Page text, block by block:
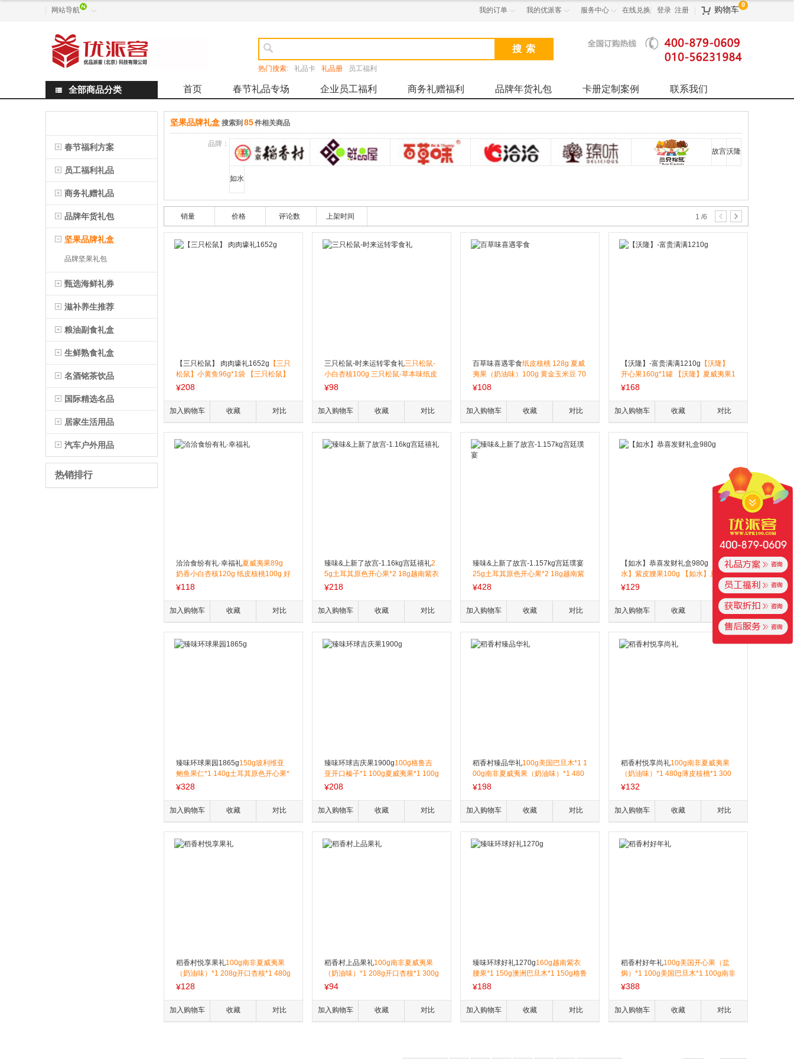
网站导航  我的订单  我的优派客  服务中心  在线兑换 登录 注册 
0
购物车

热门搜索: 礼品卡 礼品册 员工福利
 全部商品分类 首页 春节礼品专场 企业员工福利 商务礼赠福利 品牌年货礼包 卡册定制案例 联系我们
春节福利方案
员工福利礼品
商务礼赠礼品
品牌年货礼包
坚果品牌礼盒
品牌坚果礼包
甄选海鲜礼券
滋补养生推荐
粮油副食礼盒
生鲜熟食礼盒
名酒铭茶饮品
国际精选名品
居家生活用品
汽车户外用品
热销排行
坚果品牌礼盒 搜索到 85件相关商品
品牌：
故宫沃隆
如水
销量 价格 评论数 上架时间 1 /6
【三只松鼠】 肉肉壕礼1652g 【三只
松鼠】小黄鱼96g*1袋 【三只松鼠】
大鸭腿120g*1袋 【三只松鼠】鳕鱼
100g*1袋 【三只松鼠】卤汁肉脯10
0g*1袋 【三只松鼠】甜辣味鸭脖96g
1袋 【三只松鼠】拇指肠小肉肠200g
*1袋 【三只松鼠】麻辣味鸡翅尖100
¥208
加入购物车 收藏 对比
三只松鼠-时来运转零食礼三只松鼠-
小白杏核100g 三只松鼠-草本味纸皮
核桃80g 三只松鼠-多味花生100g 三
鼠-烧烤味苦荞脆片60g 三只松鼠-奶
盐味日式小圆饼100g 三只松鼠-番茄
ml 三只松鼠-每日坚果八宝粥320g
¥98
加入购物车 收藏 对比
百草味喜遇零食纸皮核桃 128g 夏威
夷果（奶油味）100g 黄金玉米豆 70
g（奶油味） 薄脆薯饼（滋滋烤肉
多味花生70g 每日坚果乳 250g 每日
坚果乳 250g
¥108
加入购物车 收藏 对比
【沃隆】-富贵满满1210g 【沃隆】
开心果160g*1罐 【沃隆】夏威夷果1
70g*1罐 【沃隆】巴旦木160g*1罐
隆】草本味纸皮核桃120g*1罐 【沃
隆】提子干330g*1罐
¥168
加入购物车 收藏 对比
洽洽食纷有礼·幸福礼夏威夷果89g
奶香小白杏核120g 纸皮核桃100g 好
劲道脆脆肠50g 香辣豆皮68g 怪味豆
味果冻200g 珍品原味喀吱脆51g 什
锦水果罐头370g
¥118
加入购物车 收藏 对比
臻味&上新了故宫-1.16kg宫廷禧礼2
5g土耳其原色开心果*2 18g越南紫衣
腰果*2 20g澳洲巴旦木*2 17g格鲁吉
黑加仑干*4 25g土耳其金提干*4 11g
茉莉普洱茶酥*9 11g腰果可可酥*9 1
6
¥218
加入购物车 收藏 对比
臻味&上新了故宫-1.157kg宫廷璞宴
25g土耳其原色开心果*2 18g越南紫
衣腰果*3 30g澳洲原味扁桃仁*2 22g
*2 17g格鲁吉亚开口榛子*2 28g智利
无核西梅干*3 25g智利蔓越莓干*3 3
茉莉普洱茶酥*11 11g腰果可可酥*11
15g椰蓉开心果仁酥*6 22g核桃酥*1
¥428
加入购物车 收藏 对比
【如水】恭喜发财礼盒980g 【如
水】紫皮腰果100g 【如水】夏威夷
果100g 【如水】薄皮核桃100g 【如
水】坚果黄油小曲奇80g 【如水】铁
山楂200g 【如水】红糖黑芝麻酥12
0g 【如水】红糖黑豆100g 【如水】
阿胶蜜枣80g 【如水】鱼皮花生100
g
¥129
加入购物车 收藏 对比
臻味环球果园1865g150g玻利维亚
鲍鱼果仁*1 140g土耳其原色开心果*
1 110g南非碧根果*1 160g澳洲夏威
吉亚开口榛子*6 25g智利蔓越莓干*3
30g智利车厘子干*3 150g澳洲巴旦
土耳其金提干*1 260g阿联酋椰枣*1
¥328
加入购物车 收藏 对比
臻味环球吉庆果1900g100g格鲁吉
亚开口榛子*1 100g夏威夷果*1 100g
新疆巴旦木*1 100g新疆核桃*1 100g
菲律宾黄蕉干*1 300g土耳其金提干*
1 300g阿联酋椰枣*1 300g泰国龙眼
¥208
加入购物车 收藏 对比
稻香村臻品华礼100g美国巴旦木*1 1
00g南非夏威夷果（奶油味）*1 480
g薄皮核桃*1 300g多味花生*1 300g
新疆红枣*1 150g小麻花（五香味）*
1 100g菲律宾香蕉干*1
¥198
加入购物车 收藏 对比
稻香村悦享尚礼100g南非夏威夷果
（奶油味）*1 480g薄皮核桃*1 300
泰国桂圆干*1 150g多味花生*1 220g
味）*1 100g菲律宾香蕉干*1
¥132
加入购物车 收藏 对比
稻香村悦享果礼100g南非夏威夷果
（奶油味）*1 208g开口杏核*1 480g
薄皮核桃*1 300g泰国桂圆干*1 300g
0g菲律宾香蕉干*1
¥128
加入购物车 收藏 对比
稻香村上品果礼100g南非夏威夷果
（奶油味）*1 208g开口杏核*1 300g
多味花生*1 300g小金卷*1 300g青豌
¥94
加入购物车 收藏 对比
臻味环球好礼1270g160g越南紫衣
腰果*1 150g澳洲巴旦木*1 150g格鲁
吉亚开口榛子*1 90g智利原色核桃*1
子干*1 120g菲律宾黄蕉干*1 250g阿
联酋椰枣*1
¥188
加入购物车 收藏 对比
稻香村好年礼100g美国开心果（盐
焗）*1 100g美国巴旦木*1 100g南非
碧根果*1 150g南非夏威夷果（奶油
皮核桃*1 180g菲律宾香蕉干*1 150g
多味花生*1 300g新疆红枣*1 300g泰
¥388
加入购物车 收藏 对比